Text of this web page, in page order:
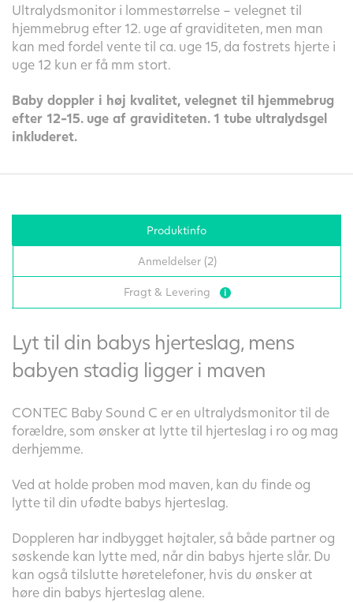
Ultralydsmonitor i lommestørrelse – velegnet til
hjemmebrug efter 12. uge af graviditeten, men man
kan med fordel vente til ca. uge 15, da fostrets hjerte i
uge 12 kun er få mm stort.
Baby doppler i høj kvalitet, velegnet til hjemmebrug
efter 12-15. uge af graviditeten. 1 tube ultralydsgel
inkluderet.
Produktinfo
Anmeldelser (2)
Fragt & Levering
Lyt til din babys hjerteslag, mens
babyen stadig ligger i maven
CONTEC Baby Sound C er en ultralydsmonitor til de
forældre, som ønsker at lytte til hjerteslag i ro og mag
derhjemme.
Ved at holde proben mod maven, kan du finde og
lytte til din ufødte babys hjerteslag.
Doppleren har indbygget højtaler, så både partner og
søskende kan lytte med, når din babys hjerte slår. Du
kan også tilslutte høretelefoner, hvis du ønsker at
høre din babys hjerteslag alene.